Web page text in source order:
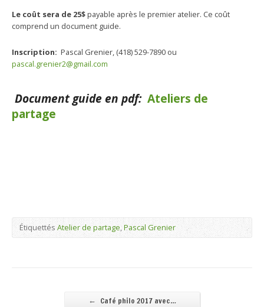
Le coût sera de 25$payable après le premier atelier. Ce coût
comprend un document guide.
Inscription: Pascal Grenier, (418) 529-7890 ou
pascal.grenier2@gmail.com
Document guide en pdf: Ateliers de
partage
ÉtiquettésAtelier de partage,Pascal Grenier
← Café philo 2017 avec…